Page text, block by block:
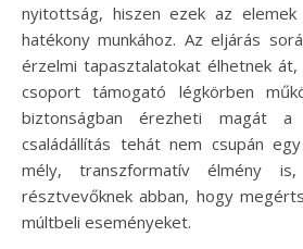
nyitottság, hiszen ezek az elemek
hatékony munkához. Az eljárás
érzelmi tapasztalatokat élhetnek
csoport támogató légkörben
biztonságban érezheti magát
családállítás tehát nem csupán
mély, transzformatív élmény
résztvevőknek abban, hogy
múltbeli eseményeket.